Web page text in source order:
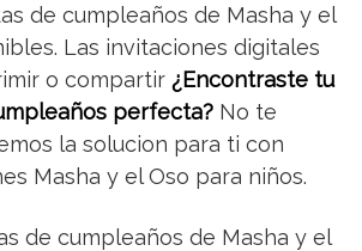
de cumpleaños de Masha y el
Las invitaciones digitales
o compartir ¿Encontraste tu
perfecta? No te
la solucion para ti con
Masha y el Oso para niños.
de cumpleaños de Masha y el